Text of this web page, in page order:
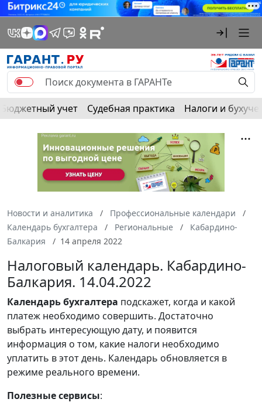
Бюджетный учет Судебная практика Налоги и
Новости и аналитика
Профессиональные календари
Календарь бухгалтера
Региональные
Кабардино-
Балкария
14 апреля 2022
Налоговый календарь. Кабардино-
Балкария. 14.04.2022
Календарьбухгалтера подскажет, когда и какой
платеж необходимо совершить. Достаточно
выбрать интересующую дату, и появится
информация о том, какие налоги необходимо
уплатить в этот день. Календарь обновляется в
режиме реального времени.
Полезные сервисы: